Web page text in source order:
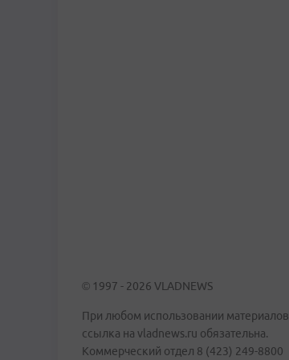
© 1997 - 2026 VLADNEWS
При любом использовании материалов
ссылка на vladnews.ru обязательна.
Коммерческий отдел 8 (423) 249-8800